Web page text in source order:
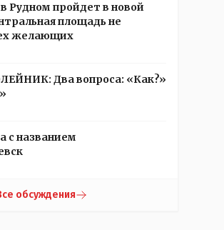
Рудном пройдет в новой
площадь не
желающих
Два вопроса: «Как?»
с названием
обсуждения